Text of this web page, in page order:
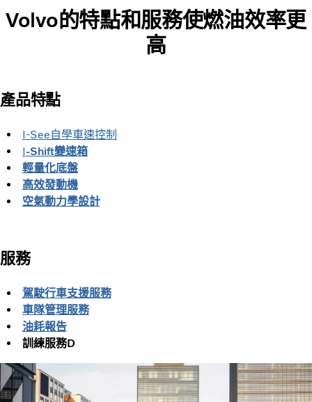
Volvo的特點和服務使燃油效率更
高
產品特點
I-See自學車速控制
I-Shift變速箱
輕量化底盤
高效發動機
空氣動力學設計
服務
駕駛行車支援服務
車隊管理服務
油耗報告
訓練服務­­D